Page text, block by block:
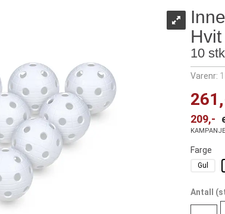
Hvit
10
Varenr:
209,-
Farge
Gul
Antall (